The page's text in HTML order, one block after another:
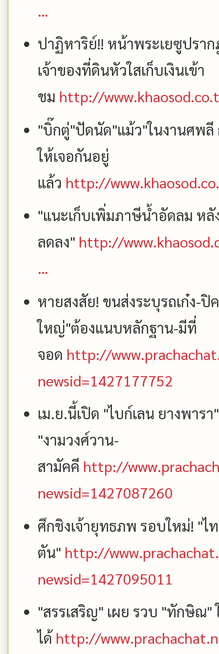
…
ปาฏิหาริย์!! หน้าพระเยซูปรา
เจ้าของที่ดินหัวใสเก็บเงินเข้า
ชม http://
"บิ๊กตู่"ปัดนัด"แม้ว"ในงานศพลี
ให้เจอกันอยู่
แล้ว http://
"แนะเก็บเพิ่มภาษีน้ำอัดลม หลั
ลดลง" http://
…
หายสงสัย! ขนส่งระบุรถเก๋ง-
ใหญ่"ต้องแนบหลักฐาน-มีที่
จอด http://
newsid=1427177752
เม.ย.นี้เปิด "ไบก์เลน ยางพาร
"งามวงศ์วาน-
สามัคคี http://
newsid=1427087260
ศึกชิงเจ้ายุทธภพ รอบใหม่! "ไ
ตัน" http://
newsid=1427095011
"สรรเสริญ" เผย รวบ "ทักษิณ"
ได้ http://